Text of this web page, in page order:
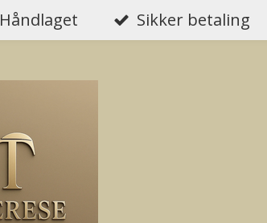
Håndlaget Sikker betaling